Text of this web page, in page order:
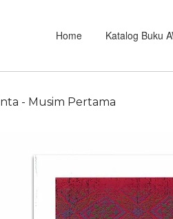
Home Katalog Buku
- Musim Pertama